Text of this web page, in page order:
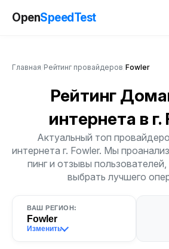
OpenSpeedTest
Главная Рейтинг провайдеров Fowler
Рейтинг
интернета в
Актуальный топ
интернета г. Fowler. Мы
пинг и отзывы
выбрать лучшего
ВАШ РЕГИОН:
Fowler
Изменить